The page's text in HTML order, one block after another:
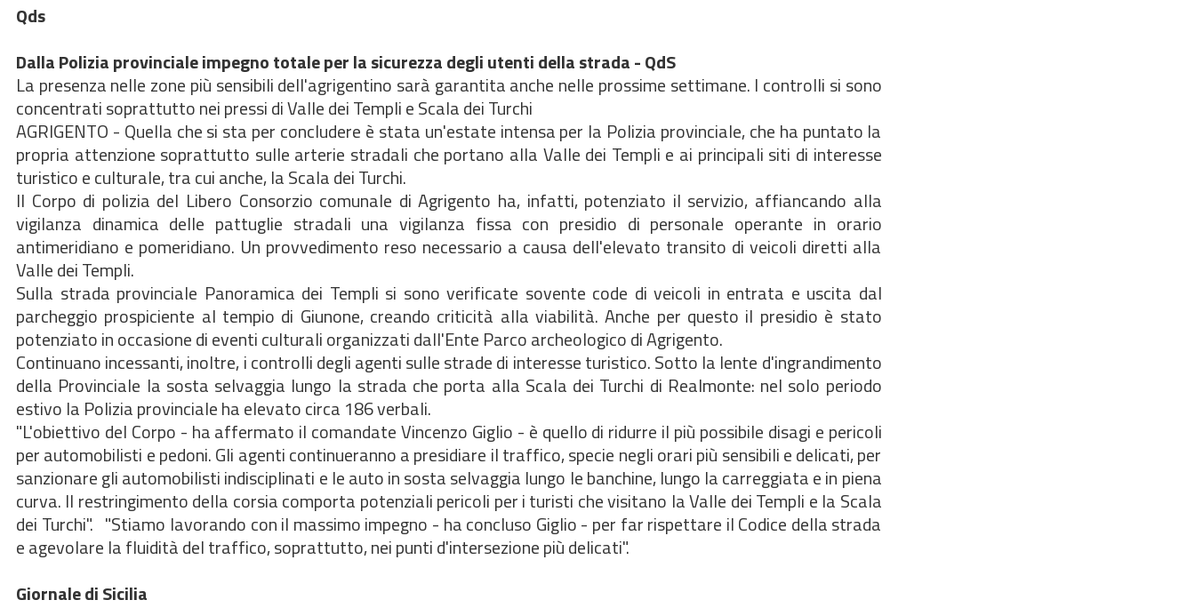
Qds
Dalla Polizia provinciale impegno totale per la sicurezza degli utenti della strada - QdS
La presenza nelle zone più sensibili dell'agrigentino sarà garantita anche nelle prossime settimane. I controlli si sono
concentrati soprattutto nei pressi di Valle dei Templi e Scala dei Turchi
AGRIGENTO - Quella che si sta per concludere è stata un'estate intensa per la Polizia provinciale, che ha puntato la
propria attenzione soprattutto sulle arterie stradali che portano alla Valle dei Templi e ai principali siti di interesse
turistico e culturale, tra cui anche, la Scala dei Turchi.
Il Corpo di polizia del Libero Consorzio comunale di Agrigento ha, infatti, potenziato il servizio, affiancando alla
vigilanza dinamica delle pattuglie stradali una vigilanza fissa con presidio di personale operante in orario
antimeridiano e pomeridiano. Un provvedimento reso necessario a causa dell'elevato transito di veicoli diretti alla
Valle dei Templi.
Sulla strada provinciale Panoramica dei Templi si sono verificate sovente code di veicoli in entrata e uscita dal
parcheggio prospiciente al tempio di Giunone, creando criticità alla viabilità. Anche per questo il presidio è stato
potenziato in occasione di eventi culturali organizzati dall'Ente Parco archeologico di Agrigento.
Continuano incessanti, inoltre, i controlli degli agenti sulle strade di interesse turistico. Sotto la lente d'ingrandimento
della Provinciale la sosta selvaggia lungo la strada che porta alla Scala dei Turchi di Realmonte: nel solo periodo
estivo la Polizia provinciale ha elevato circa 186 verbali.
"L'obiettivo del Corpo - ha affermato il comandate Vincenzo Giglio - è quello di ridurre il più possibile disagi e pericoli
per automobilisti e pedoni. Gli agenti continueranno a presidiare il traffico, specie negli orari più sensibili e delicati, per
sanzionare gli automobilisti indisciplinati e le auto in sosta selvaggia lungo le banchine, lungo la carreggiata e in piena
curva. Il restringimento della corsia comporta potenziali pericoli per i turisti che visitano la Valle dei Templi e la Scala
dei Turchi". "Stiamo lavorando con il massimo impegno - ha concluso Giglio - per far rispettare il Codice della strada
e agevolare la fluidità del traffico, soprattutto, nei punti d'intersezione più delicati".
Giornale di Sicilia